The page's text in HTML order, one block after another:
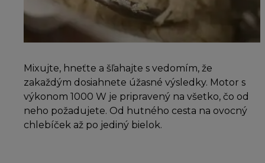
Mixujte, hneťte a šľahajte s vedomím, že
zakaždým dosiahnete úžasné výsledky. Motor s
výkonom 1000 W je pripravený na všetko, čo od
neho požadujete. Od hutného cesta na ovocný
chlebíček až po jediný bielok.